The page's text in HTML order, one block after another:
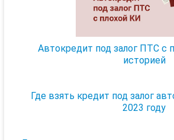
Автокредит под залог ПТС с
историей
Где взять кредит под залог
2023 году